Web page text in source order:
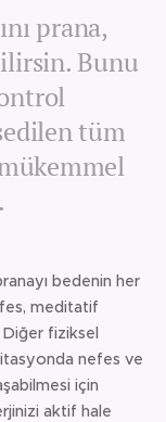
prana,
Bunu
tüm
bedenin her
meditatif
Diğer fiziksel
nefes ve
için
aktif hale